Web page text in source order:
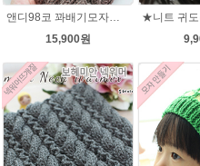
앤디98코 꽈배기모자★시크릿울 98코 모자 뜨개질
15,900원